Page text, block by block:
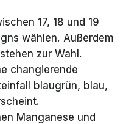
17, 18 und 19
wählen. Außerdem
zur Wahl.
changierende
blaugrün, blau,
Manganese und